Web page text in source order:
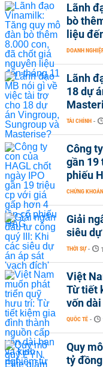
Lãnh
bò
liệu
DOANH
Lãnh
18 dự
TÀI CHÍNH -
Công
gần 19
phiếu
CHỨNG KHOÁN
Giải
siêu
THỜI SỰ -
Việt
Từ tiết
vốn
QUỐC TẾ -
Quy
tỷ đồng